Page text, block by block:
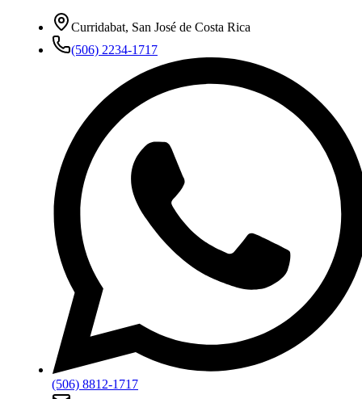
Curridabat, San José de Costa Rica
(506) 2234-1717
(506) 8812-1717